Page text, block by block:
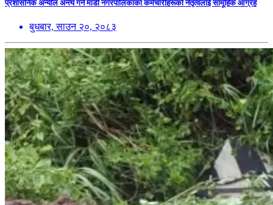
प्रशासनिक अन्योल अन्त्य गर्न माडी नगरपालिकाका कर्मचारीहरूको नेतृत्वलाई सामूहिक आग्रह
बुधबार, साउन २०, २०८३